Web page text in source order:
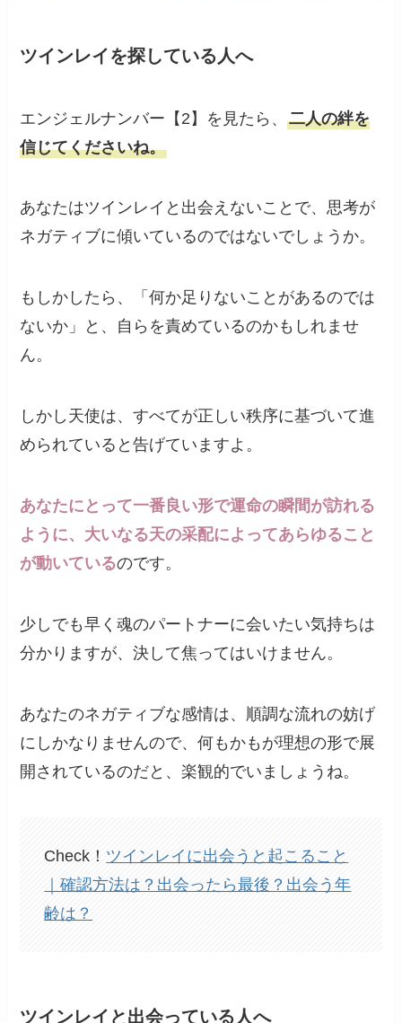
ツインレイを探している人へ
エンジェルナンバー【2】を見たら、二人の絆を
信じてくださいね。
あなたはツインレイと出会えないことで、思考が
ネガティブに傾いているのではないでしょうか。
もしかしたら、「何か足りないことがあるのでは
ないか」と、自らを責めているのかもしれませ
ん。
しかし天使は、すべてが正しい秩序に基づいて進
められていると告げていますよ。
あなたにとって一番良い形で運命の瞬間が訪れる
ように、大いなる天の采配によってあらゆること
が動いているのです。
少しでも早く魂のパートナーに会いたい気持ちは
分かりますが、決して焦ってはいけません。
あなたのネガティブな感情は、順調な流れの妨げ
にしかなりませんので、何もかもが理想の形で展
開されているのだと、楽観的でいましょうね。
Check！ ツインレイに出会うと起こること
｜確認方法は？出会ったら最後？出会う年
齢は？
ツインレイと出会っている人へ